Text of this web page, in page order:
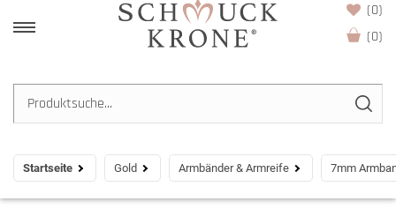
(0)
(0)
Startseite Gold Armbänder & Armreife 7mm